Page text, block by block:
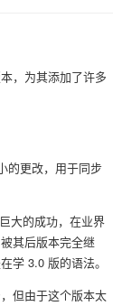
，为其添加了许多
的更改，用于同步
大的成功，在业界
其后版本完全继
学 3.0 版的语法。
但由于这个版本太